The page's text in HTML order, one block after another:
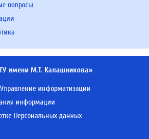
вопросы
имени М.Т. Калашникова»
информатизации
информации
Персональных данных